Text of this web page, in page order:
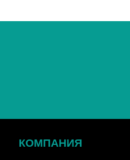
КОМПАНИЯ